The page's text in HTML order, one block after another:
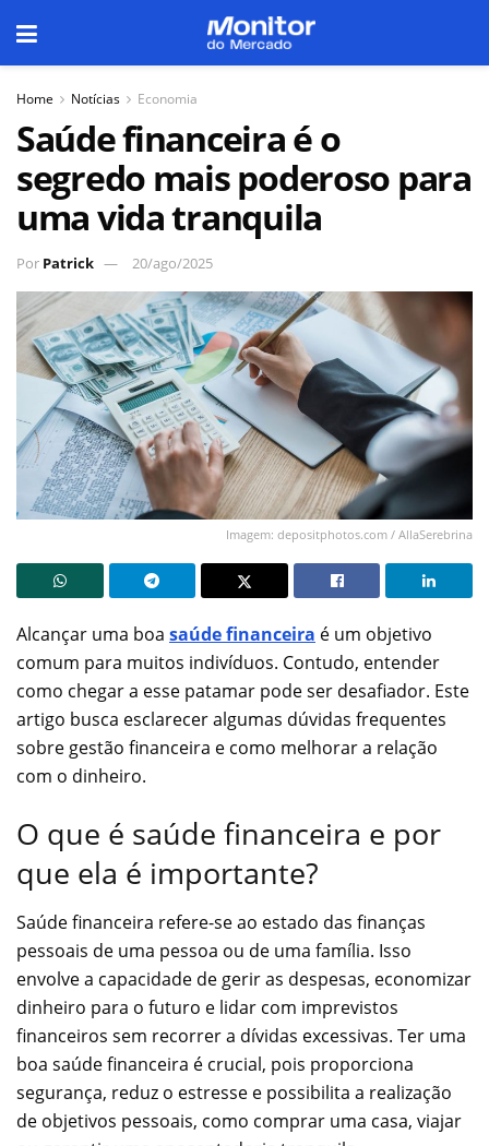
Home Notícias Economia
Saúde financeira é o
segredo mais poderoso para
uma vida tranquila
Por Patrick 20/ago/2025
Imagem: depositphotos.com / AllaSerebrina
Alcançar uma boa saúde financeira é um objetivo
comum para muitos indivíduos. Contudo, entender
como chegar a esse patamar pode ser desafiador. Este
artigo busca esclarecer algumas dúvidas frequentes
sobre gestão financeira e como melhorar a relação
com o dinheiro.
O que é saúde financeira e por
que ela é importante?
Saúde financeira refere-se ao estado das finanças
pessoais de uma pessoa ou de uma família. Isso
envolve a capacidade de gerir as despesas, economizar
dinheiro para o futuro e lidar com imprevistos
financeiros sem recorrer a dívidas excessivas. Ter uma
boa saúde financeira é crucial, pois proporciona
segurança, reduz o estresse e possibilita a realização
de objetivos pessoais, como comprar uma casa, viajar